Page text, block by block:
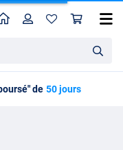
HomeProfil
de 50 jours
Canne baitcast 2.20m Shimano Yasei Crankbait (8–24g)